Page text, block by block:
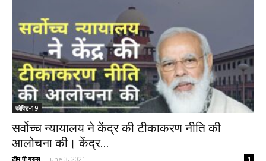
कोविड-19
सर्वोच्च न्यायालय ने केंद्र की टीकाकरण नीति की
आलोचना की। केंद्र...
टीम पी गुरुस - June 3, 2021